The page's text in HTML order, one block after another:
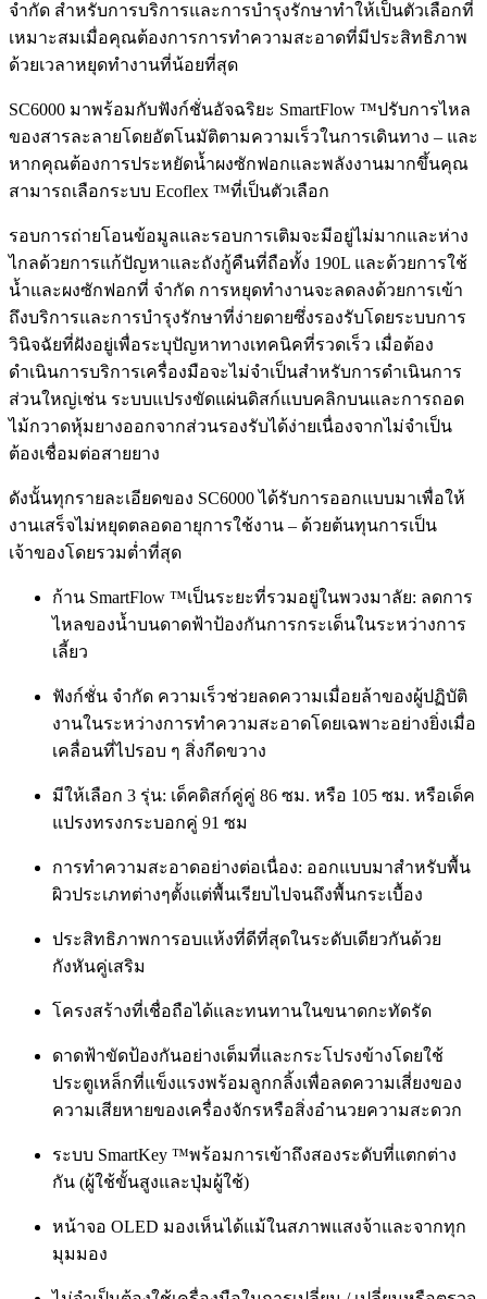
จำกัด สำหรับการบริการและการบำรุงรักษาทำให้เป็นตัวเลือกที่
เหมาะสมเมื่อคุณต้องการการทำความสะอาดที่มีประสิทธิภาพ
ด้วยเวลาหยุดทำงานที่น้อยที่สุด
SC6000 มาพร้อมกับฟังก์ชั่นอัจฉริยะ SmartFlow ™ปรับการไหล
ของสารละลายโดยอัตโนมัติตามความเร็วในการเดินทาง – และ
หากคุณต้องการประหยัดน้ำผงซักฟอกและพลังงานมากขึ้นคุณ
สามารถเลือกระบบ Ecoflex ™ที่เป็นตัวเลือก
รอบการถ่ายโอนข้อมูลและรอบการเติมจะมีอยู่ไม่มากและห่าง
ไกลด้วยการแก้ปัญหาและถังกู้คืนที่ถือทั้ง 190L และด้วยการใช้
น้ำและผงซักฟอกที่ จำกัด การหยุดทำงานจะลดลงด้วยการเข้า
ถึงบริการและการบำรุงรักษาที่ง่ายดายซึ่งรองรับโดยระบบการ
วินิจฉัยที่ฝังอยู่เพื่อระบุปัญหาทางเทคนิคที่รวดเร็ว เมื่อต้อง
ดำเนินการบริการเครื่องมือจะไม่จำเป็นสำหรับการดำเนินการ
ส่วนใหญ่เช่น ระบบแปรงขัดแผ่นดิสก์แบบคลิกบนและการถอด
ไม้กวาดหุ้มยางออกจากส่วนรองรับได้ง่ายเนื่องจากไม่จำเป็น
ต้องเชื่อมต่อสายยาง
ดังนั้นทุกรายละเอียดของ SC6000 ได้รับการออกแบบมาเพื่อให้
งานเสร็จไม่หยุดตลอดอายุการใช้งาน – ด้วยต้นทุนการเป็น
เจ้าของโดยรวมต่ำที่สุด
ก้าน SmartFlow ™เป็นระยะที่รวมอยู่ในพวงมาลัย: ลดการ
ไหลของน้ำบนดาดฟ้าป้องกันการกระเด็นในระหว่างการ
เลี้ยว
ฟังก์ชั่น จำกัด ความเร็วช่วยลดความเมื่อยล้าของผู้ปฏิบัติ
งานในระหว่างการทำความสะอาดโดยเฉพาะอย่างยิ่งเมื่อ
เคลื่อนที่ไปรอบ ๆ สิ่งกีดขวาง
มีให้เลือก 3 รุ่น: เด็คดิสก์คู่คู่ 86 ซม. หรือ 105 ซม. หรือเด็ค
แปรงทรงกระบอกคู่ 91 ซม
การทำความสะอาดอย่างต่อเนื่อง: ออกแบบมาสำหรับพื้น
ผิวประเภทต่างๆตั้งแต่พื้นเรียบไปจนถึงพื้นกระเบื้อง
ประสิทธิภาพการอบแห้งที่ดีที่สุดในระดับเดียวกันด้วย
กังหันคู่เสริม
โครงสร้างที่เชื่อถือได้และทนทานในขนาดกะทัดรัด
ดาดฟ้าขัดป้องกันอย่างเต็มที่และกระโปรงข้างโดยใช้
ประตูเหล็กที่แข็งแรงพร้อมลูกกลิ้งเพื่อลดความเสี่ยงของ
ความเสียหายของเครื่องจักรหรือสิ่งอำนวยความสะดวก
ระบบ SmartKey ™พร้อมการเข้าถึงสองระดับที่แตกต่าง
กัน (ผู้ใช้ขั้นสูงและปุ่มผู้ใช้)
หน้าจอ OLED มองเห็นได้แม้ในสภาพแสงจ้าและจากทุก
มุมมอง